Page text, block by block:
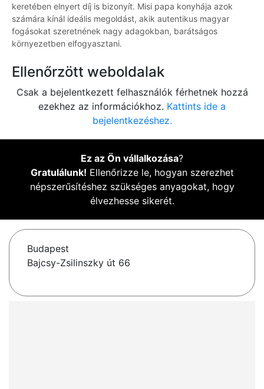
keretében elnyert díj is bizonyít. Misi papa konyhája azok
számára kínál ideális megoldást, akik autentikus magyar
fogásokat szeretnének nagy adagokban, barátságos
környezetben elfogyasztani.
Ellenőrzött weboldalak
Csak a bejelentkezett felhasználók férhetnek hozzá
ezekhez az információkhoz. Kattints ide a
bejelentkezéshez.
Ez az Ön vállalkozása?
Gratulálunk! Ellenőrizze le, hogyan szerezhet
népszerűsítéshez szükséges anyagokat, hogy
élvezhesse sikerét.
Budapest
Bajcsy-Zsilinszky út 66